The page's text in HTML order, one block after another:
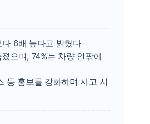
NH농협생명, 농작업 중 온열
보로노이, 폐암 치료제
푸본현대생명, 육군 3군단과
교보생명, '교보K-맞춤건강보
6배 높다고 밝혔다
으며, 74%는 차량 안팎에
등 홍보를 강화하며 사고 시